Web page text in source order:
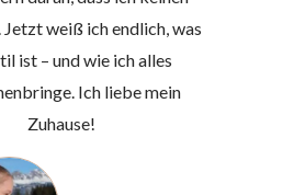
Jetzt weiß ich endlich, was
ist – und wie ich alles
Ich liebe mein
Zuhause!